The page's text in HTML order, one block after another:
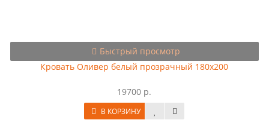
Быстрый просмотр
Кровать Оливер белый прозрачный 180х200
19700 р.
В КОРЗИНУ